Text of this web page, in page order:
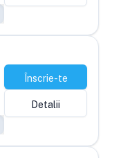
Înscrie-te
Detalii